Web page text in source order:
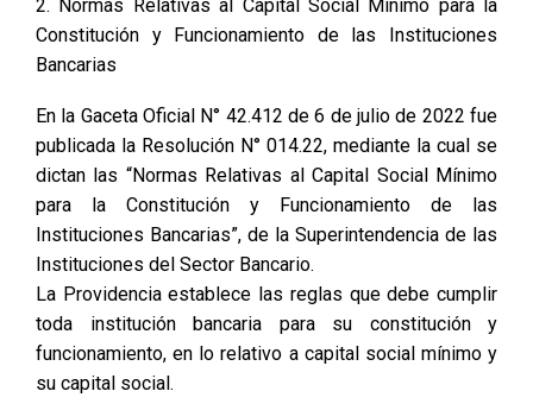
2. Normas Relativas al Capital Social Mínimo para la
Constitución y Funcionamiento de las Instituciones
Bancarias
En la Gaceta Oficial N° 42.412 de 6 de julio de 2022 fue
publicada la Resolución N° 014.22, mediante la cual se
dictan las “Normas Relativas al Capital Social Mínimo
para la Constitución y Funcionamiento de las
Instituciones Bancarias”, de la Superintendencia de las
Instituciones del Sector Bancario.
La Providencia establece las reglas que debe cumplir
toda institución bancaria para su constitución y
funcionamiento, en lo relativo a capital social mínimo y
su capital social.